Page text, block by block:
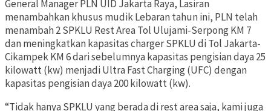
General Manager PLN UID Jakarta Raya, Lasiran
menambahkan khusus mudik Lebaran tahun ini, PLN telah
menambah 2 SPKLU Rest Area Tol Ulujami-Serpong KM 7
dan meningkatkan kapasitas charger SPKLU di Tol Jakarta-
Cikampek KM 6 dari sebelumnya kapasitas pengisian daya 25
kilowatt (kw) menjadi Ultra Fast Charging (UFC) dengan
kapasitas pengisian daya 200 kilowatt (kw).
“Tidak hanya SPKLU yang berada di rest area saja, kami juga